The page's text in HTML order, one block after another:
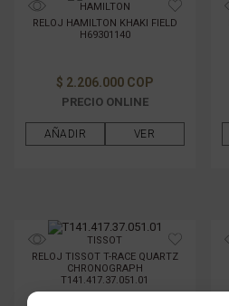
HAMILTON
RELOJ HAMILTON KHAKI FIELD
H69301140
$ 2.206.000 COP
PRECIO ONLINE
AÑADIR VER
TISSOT
RELOJ TISSOT T-RACE QUARTZ
CHRONOGRAPH
T141.417.37.051.01